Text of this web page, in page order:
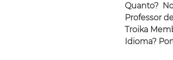
Quanto?
Professor
Troika
Idioma?